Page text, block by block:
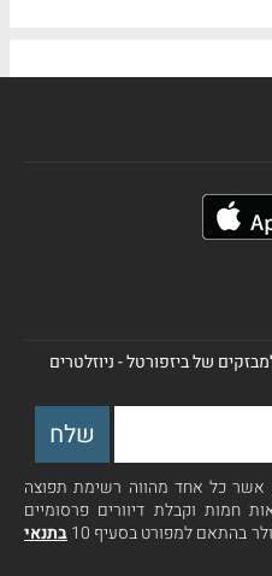
של ביזפורטל - ניוזלטרים
אשר כל אחד מהווה רשימת תפוצה
חמות וקבלת דיוורים פרסומיים
בהתאם למפורט בסעיף 10
בתנאי